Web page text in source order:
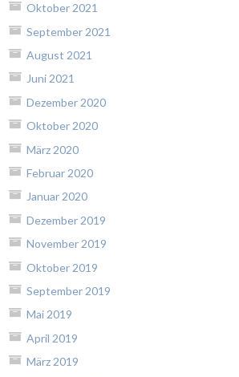
Oktober 2021
September 2021
August 2021
Juni 2021
Dezember 2020
Oktober 2020
März 2020
Februar 2020
Januar 2020
Dezember 2019
November 2019
Oktober 2019
September 2019
Mai 2019
April 2019
März 2019